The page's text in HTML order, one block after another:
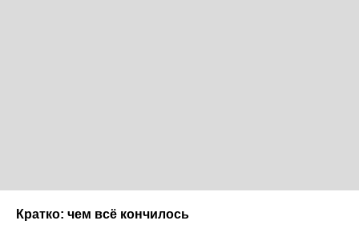
Кратко: чем всё кончилось